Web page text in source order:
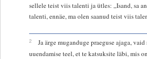
sellele teist viis talenti ja ütles: „Isand, sa
talenti, ennäe, ma olen saanud teist viis
2
Ja ärge muganduge praeguse ajaga,
uuendamise teel, et te katsuksite läbi, mis